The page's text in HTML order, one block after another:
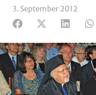
3. September 2012